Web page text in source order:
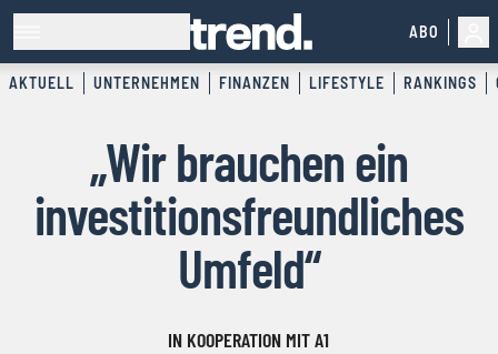
ABO
AKTUELL UNTERNEHMEN FINANZEN LIFESTYLE RANKINGS
„Wir brauchen ein
investitionsfreundliches
Umfeld“
IN KOOPERATION MIT A1